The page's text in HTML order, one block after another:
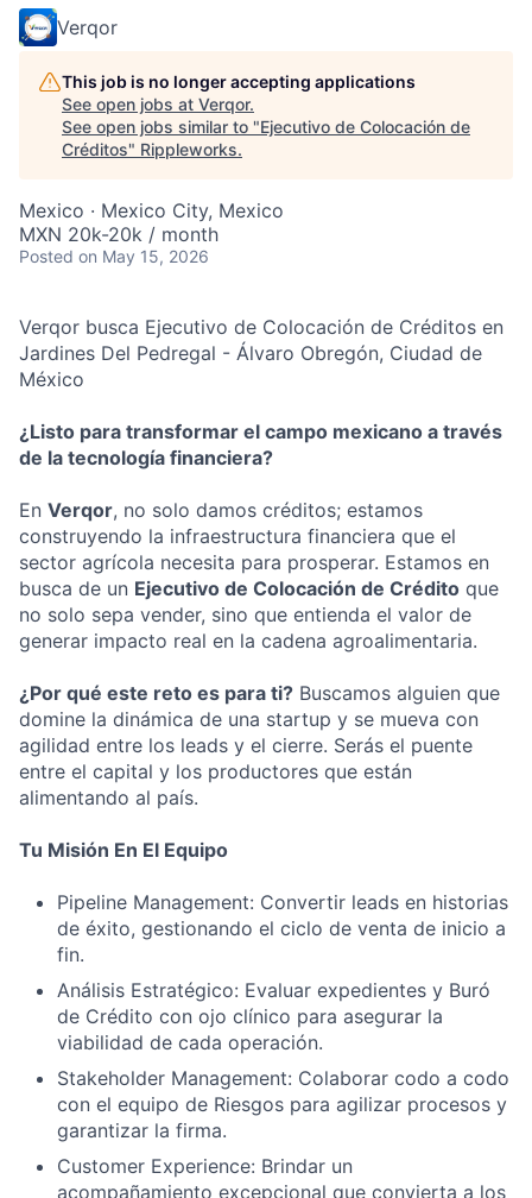
Verqor
This job is no longer accepting applications
See open jobs at Verqor.
See open jobs similar to "Ejecutivo de Colocación de
Créditos" Rippleworks.
Mexico · Mexico City, Mexico
MXN 20k-20k / month
Posted on May 15, 2026
Verqor busca Ejecutivo de Colocación de Créditos en
Jardines Del Pedregal - Álvaro Obregón, Ciudad de
México
¿Listo para transformar el campo mexicano a través
de la tecnología financiera?
En Verqor, no solo damos créditos; estamos
construyendo la infraestructura financiera que el
sector agrícola necesita para prosperar. Estamos en
busca de un Ejecutivo de Colocación de Crédito que
no solo sepa vender, sino que entienda el valor de
generar impacto real en la cadena agroalimentaria.
¿Por qué este reto es para ti? Buscamos alguien que
domine la dinámica de una startup y se mueva con
agilidad entre los leads y el cierre. Serás el puente
entre el capital y los productores que están
alimentando al país.
Tu Misión En El Equipo
Pipeline Management: Convertir leads en historias
de éxito, gestionando el ciclo de venta de inicio a
fin.
Análisis Estratégico: Evaluar expedientes y Buró
de Crédito con ojo clínico para asegurar la
viabilidad de cada operación.
Stakeholder Management: Colaborar codo a codo
con el equipo de Riesgos para agilizar procesos y
garantizar la firma.
Customer Experience: Brindar un
acompañamiento excepcional que convierta a los